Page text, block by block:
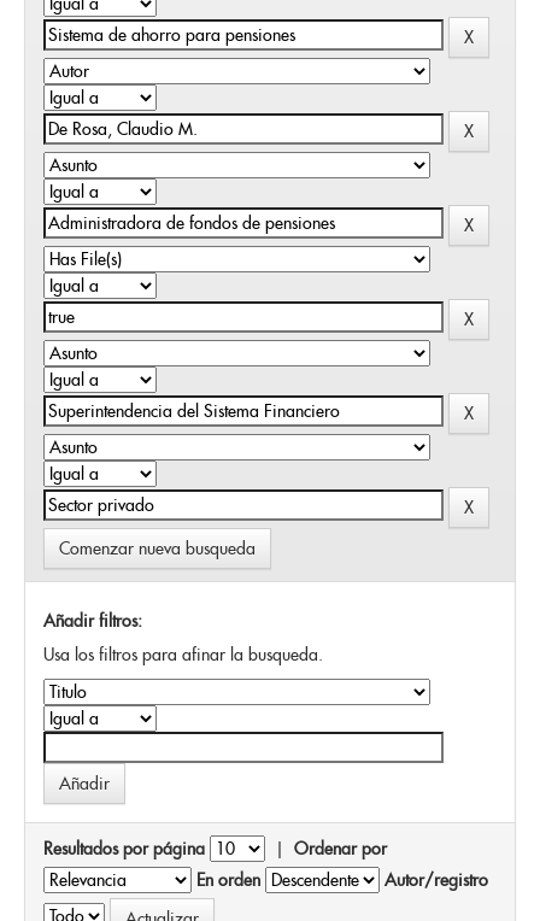
Comenzar nueva busqueda
Añadir filtros:
Usa los filtros para afinar la busqueda.
Resultados por página | Ordenar por
En orden
Autor/registro